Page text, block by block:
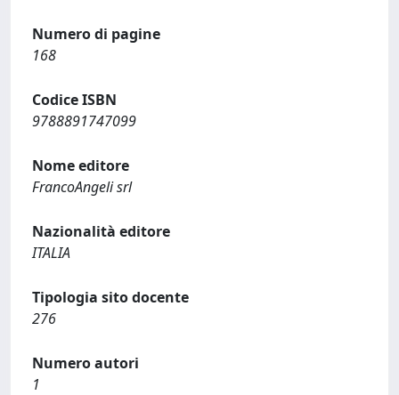
Numero di pagine
168
Codice ISBN
9788891747099
Nome editore
FrancoAngeli srl
Nazionalità editore
ITALIA
Tipologia sito docente
276
Numero autori
1